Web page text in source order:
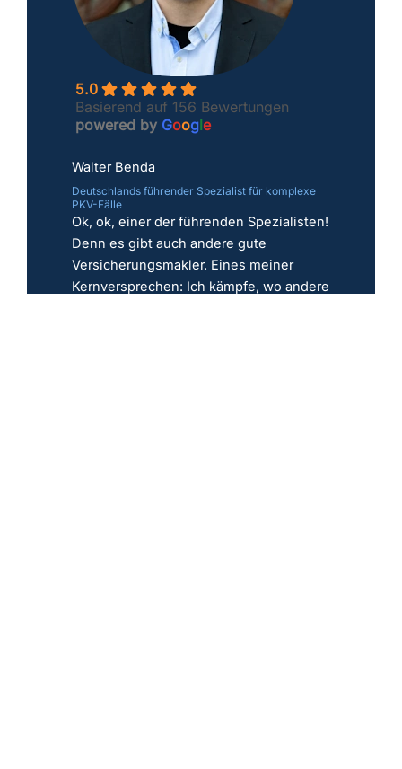
5.0
Basierend auf 156 Bewertungen
powered by Google
Walter Benda
Deutschlands führender Spezialist für komplexe
PKV-Fälle
Ok, ok, einer der führenden Spezialisten!
Denn es gibt auch andere gute
Versicherungsmakler. Eines meiner
Kernversprechen: Ich kämpfe, wo andere